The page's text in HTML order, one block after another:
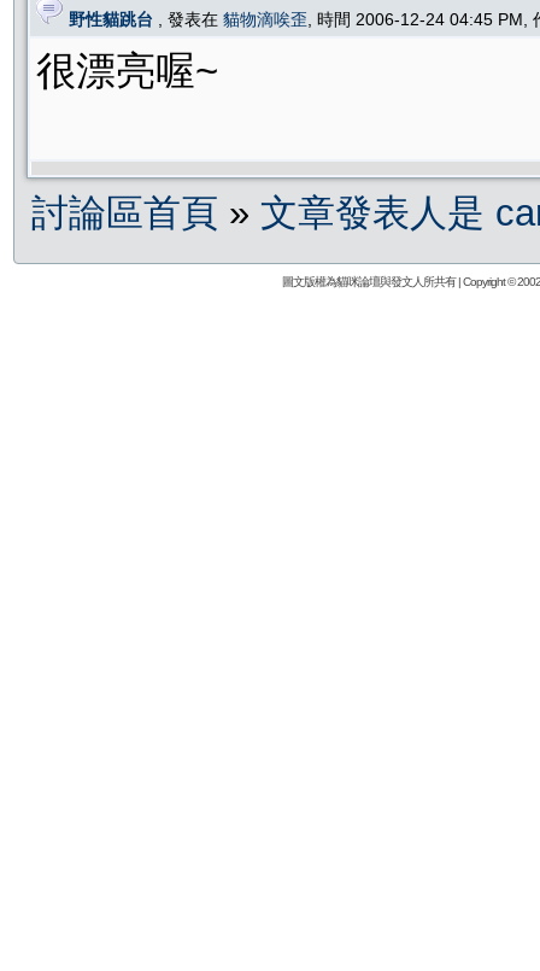
野性貓跳台 , 發表在 貓物滴唉歪 , 時間 2006-12-24 04:45 PM,
很漂亮喔~
討論區首頁 » 文章發表人是
圖文版權為貓咪論壇與發文人所共有 | Copyright ©